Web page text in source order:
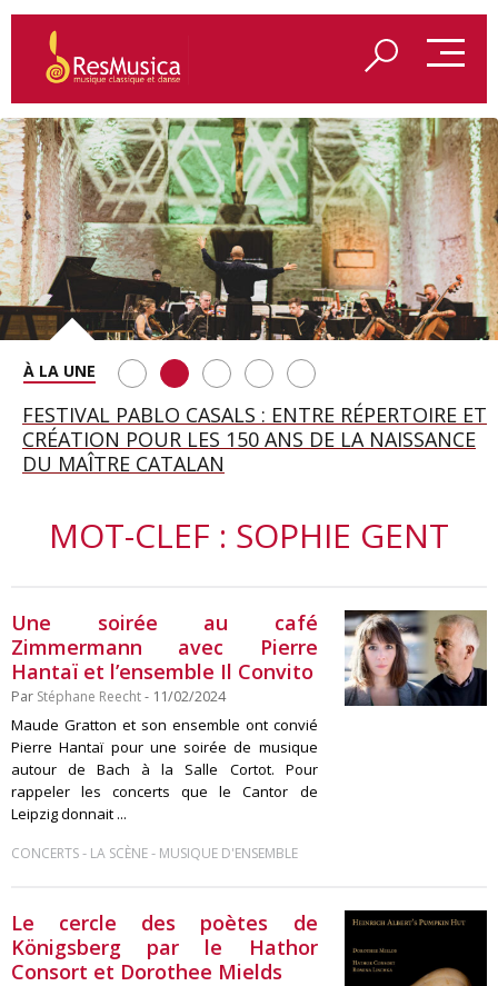
SAINT FRANÇOIS D’ASSISE À SALZBOURG, UNE
SOIRÉE IMMENSE PORTÉE PAR ROMEO
CASTELLUCCI ET MAXIME PASCAL
FESTIVAL PABLO CASALS : ENTRE RÉPERTOIRE ET
CRÉATION POUR LES 150 ANS DE LA NAISSANCE
DU MAÎTRE CATALAN
A BAYREUTH, LE 150E ANNIVERSAIRE DU RING
WAGNÉRIEN GÉNÉRÉ PAR L’IA
BETSY JOLAS FÊTE SON CENTIÈME
ANNIVERSAIRE
GEORGE BENJAMIN : « MES PARENTS AVAIENT
CETTE EXIGENCE DE L’OBJET CISELÉ »
MOT-CLEF : SOPHIE GENT
Une soirée au café
Zimmermann avec Pierre
Hantaï et l’ensemble Il Convito
Par Stéphane Reecht- 11/02/2024
Maude Gratton et son ensemble ont convié
Pierre Hantaï pour une soirée de musique
autour de Bach à la Salle Cortot. Pour
rappeler les concerts que le Cantor de
Leipzig donnait ...
CONCERTS- LA SCÈNE- MUSIQUE D'ENSEMBLE
Le cercle des poètes de
Königsberg par le Hathor
Consort et Dorothee Mields